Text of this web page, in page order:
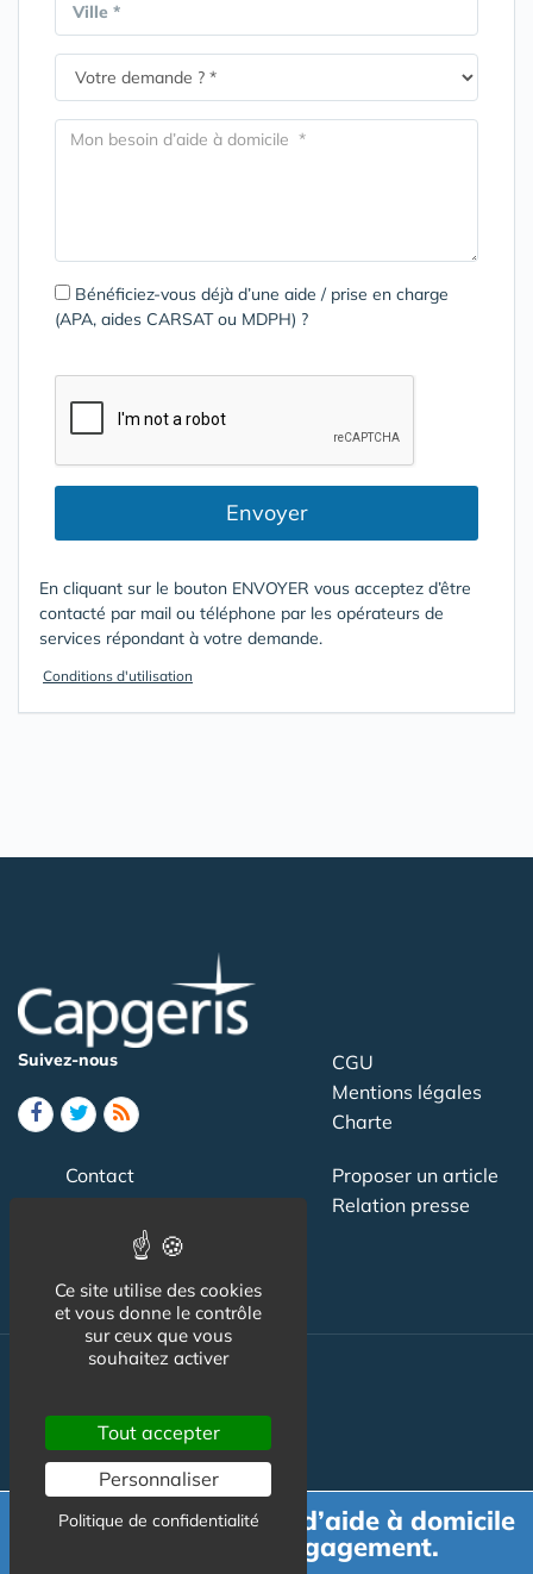
Ville *
Bénéficiez-vous déjà d’une aide / prise en charge
(APA, aides CARSAT ou MDPH) ?
Envoyer
En cliquant sur le bouton ENVOYER vous acceptez d’être
contacté par mail ou téléphone par les opérateurs de
services répondant à votre demande.
Conditions d'utilisation
Suivez-nous
CGU
Mentions légales
Charte
Contact
Newsletter
Publicité
Proposer un article
Relation presse
Maisons de retraite
Résidences Service
Liens Utiles
Demande de devis d’aide à domicile
gratuit et sans engagement.
Ce site utilise des cookies
et vous donne le contrôle
sur ceux que vous
souhaitez activer
Tout accepter
Personnaliser
Politique de confidentialité